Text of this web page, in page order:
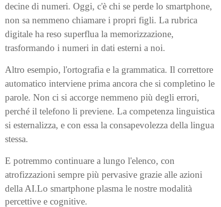
decine di numeri. Oggi, c'è chi se perde lo smartphone,
non sa nemmeno chiamare i propri figli. La rubrica
digitale ha reso superflua la memorizzazione,
trasformando i numeri in dati esterni a noi.
Altro esempio, l'ortografia e la grammatica. Il correttore
automatico interviene prima ancora che si completino le
parole. Non ci si accorge nemmeno più degli errori,
perché il telefono li previene. La competenza linguistica
si esternalizza, e con essa la consapevolezza della lingua
stessa.
E potremmo continuare a lungo l'elenco, con
atrofizzazioni sempre più pervasive grazie alle azioni
della AI.Lo smartphone plasma le nostre modalità
percettive e cognitive.